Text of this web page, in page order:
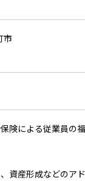
市
険による従業員
資産形成などのア